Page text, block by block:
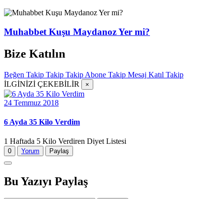
Muhabbet Kuşu Maydanoz Yer mi?
Bize Katılın
Beğen Takip Takip Takip Abone Takip Mesaj Katıl Takip
İLGİNİZİ ÇEKEBİLİR
×
24 Temmuz 2018
6 Ayda 35 Kilo Verdim
1 Haftada 5 Kilo Verdiren Diyet Listesi
0 Yorum Paylaş
Bu Yazıyı Paylaş